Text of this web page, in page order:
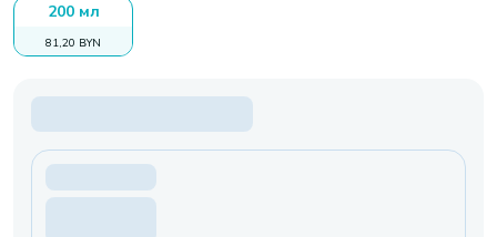
200 мл
81,20 BYN